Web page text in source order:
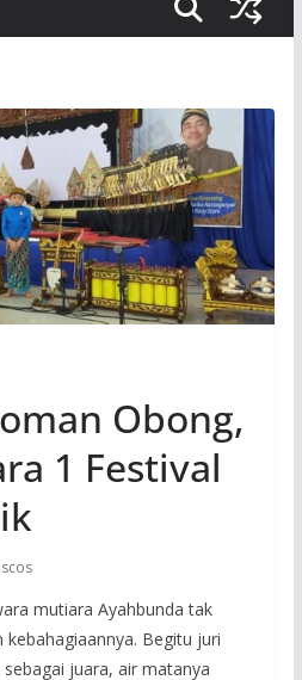
Obong,
1 Festival
mutiara Ayahbunda tak
Begitu juri
juara, air matanya